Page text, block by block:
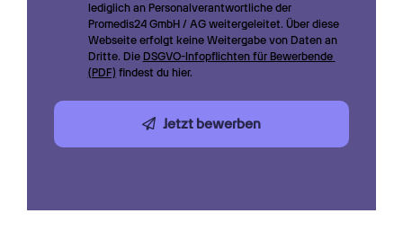
lediglich an Personalverantwortliche der
Promedis24 GmbH / AG weitergeleitet. Über diese
Webseite erfolgt keine Weitergabe von Daten an
Dritte. Die DSGVO-Infopflichten für Bewerbende
(PDF) findest du hier.
Jetzt bewerben